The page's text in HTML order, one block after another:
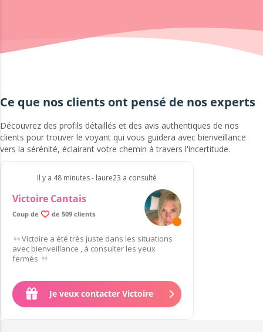
Ce que nos clients ont pensé de nos experts
Découvrez des profils détaillés et des avis authentiques de nos
clients pour trouver le voyant qui vous guidera avec bienveillance
vers la sérénité, éclairant votre chemin à travers l'incertitude.
Il y a 48 minutes - laure23 a consulté
Victoire Cantais
99.6% de clients satisfaits
Coup de de 509 clients
Victoire a été très juste dans les situations
avec bienveillance , à consulter les yeux
fermés
Je veux contacter Victoire